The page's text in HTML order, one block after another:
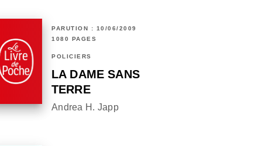
PARUTION : 10/06/2009
1080 PAGES
POLICIERS
LA DAME SANS
TERRE
Andrea H. Japp